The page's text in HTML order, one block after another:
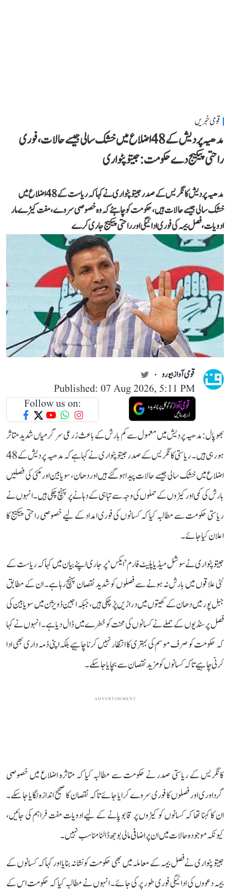
قومی خبریں
مدھیہ پردیش کے 48 اضلاع میں خشک سالی جیسے حالات، فوری
راحتی پیکیج دے حکومت: جیتو پٹواری
مدھیہ پردیش کانگریس کے صدر جیتو پٹواری نے کہا کہ ریاست کے 48 اضلاع میں
خشک سالی جیسے حالات ہیں، حکومت کو چاہئے کہ وہ خصوصی سروے، مفت کیڑے مار
ادویات، فصل بیمہ کی فوری ادائیگی اور راحتی پیکیج جاری کرے
قومی آواز بیورو
Published: 07 Aug 2026, 5:11 PM
Follow us on:
بھوپال: مدھیہ پردیش میں معمول سے کم بارش کے باعث زرعی سرگرمیاں شدید متاثر
ہو رہی ہیں۔ ریاستی کانگریس کے صدر جیتو پٹواری نے کہا ہے کہ مدھیہ پردیش کے 48
اضلاع میں خشک سالی جیسے حالات پیدا ہو گئے ہیں اور دھان، سویابین اور مکئی کی فصلیں
بارش کی کمی اور کیڑوں کے حملوں کی وجہ سے تباہی کے دہانے پر پہنچ چکی ہیں۔ انہوں نے
ریاستی حکومت سے مطالبہ کیا کہ کسانوں کی فوری امداد کے لیے خصوصی راحتی پیکیج کا
اعلان کیا جائے۔
جیتو پٹواری نے سوشل میڈیا پلیٹ فارم ’ایکس‘ پر جاری اپنے بیان میں کہا کہ ریاست کے
کئی علاقوں میں بارش نہ ہونے سے فصلوں کو شدید نقصان پہنچ رہا ہے۔ ان کے مطابق
جبل پور میں دھان کے کھیتوں میں دراڑیں پڑ چکی ہیں، جبکہ اجین ڈویژن میں سویابین کی
فصل پر سنڈیوں کے حملے نے کسانوں کی محنت کو خطرے میں ڈال دیا ہے۔ انہوں نے کہا
کہ حکومت کو صرف موسم کی بہتری کا انتظار نہیں کرنا چاہیے بلکہ اپنی ذمہ داری بھی ادا
کرنی چاہیے تاکہ کسانوں کو مزید نقصان سے بچایا جا سکے۔
ADVERTISEMENT
کانگریس کے ریاستی صدر نے حکومت سے مطالبہ کیا کہ متاثرہ اضلاع میں خصوصی
گرداوری اور فصلوں کا فوری سروے کرایا جائے تاکہ نقصان کا صحیح اندازہ لگایا جا سکے۔
ان کا کہنا تھا کہ کسانوں کو کیڑوں پر قابو پانے کے لیے ادویات مفت فراہم کی جائیں،
کیونکہ موجودہ حالات میں ان پر اضافی مالی بوجھ ڈالنا مناسب نہیں۔
جیتو پٹواری نے فصل بیمہ کے معاملہ میں بھی حکومت کو نشانہ بنایا اور کہا کہ کسانوں کے
بیمہ دعووں کی ادائیگی فوری طور پر کی جائے۔ انہوں نے مطالبہ کیا کہ حکومت اس کے